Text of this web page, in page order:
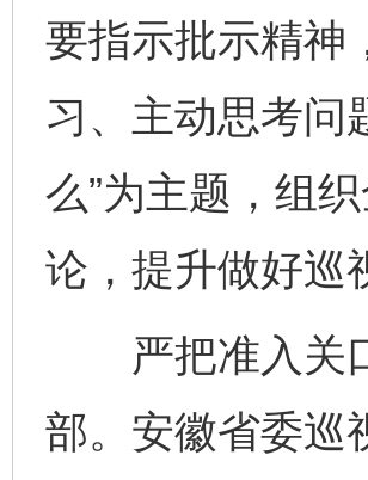
要指示批示精神
习、主动思考问
么”为主题，组
论，提升做好巡
严把准入关口
部。安徽省委巡